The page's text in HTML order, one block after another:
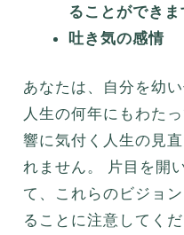
ることができ
吐き気の感情
あなたは、自分を幼
人生の何年にもわた
響に気付く人生の見
れません。 片目を開
て、これらのビジョ
ることに注意してくだ